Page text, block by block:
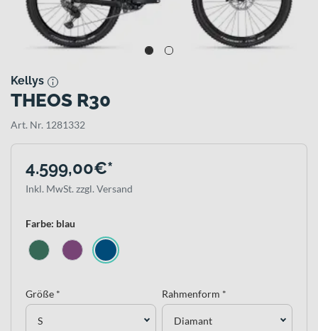
Kellys
THEOS R30
Art. Nr. 1281332
4.599,00€*
Inkl. MwSt. zzgl. Versand
Farbe: blau
Größe *
S
Rahmenform *
Diamant